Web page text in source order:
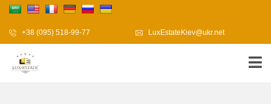
+38 (095) 518-99-77 LuxEstateKiev@ukr.net